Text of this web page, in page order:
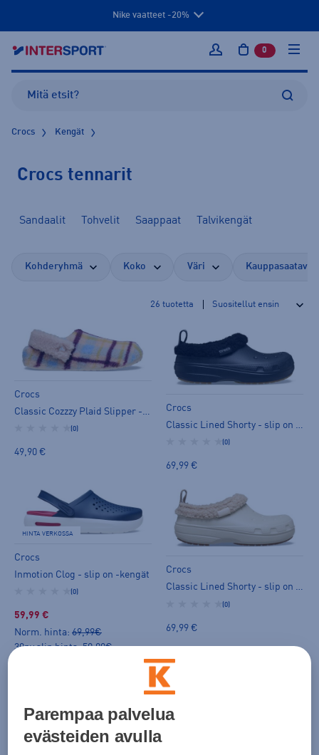
Nike vaatteet -20%
Kirjaudu sisään
0 tuotetta
Crocs Kengät
Crocs tennarit
Sandaalit Tohvelit Saappaat Talvikengät
Kohderyhmä Koko Väri
26 tuotetta
Crocs
(0)
49,90 €
Crocs
(0)
69,99 €
HINTA VERKOSSA
Crocs
Inmotion Clog - slip on -kengät
(0)
59,99 €
Norm. hinta: 69,99€
30pv alin hinta: 59,99€
Crocs
Classic Lined Shorty - slip on -kengät
(0)
69,99 €
Crocs
Parempaa palvelua
evästeiden avulla